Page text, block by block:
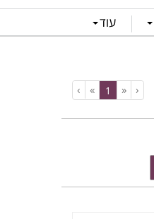
עוד
‹
«
1
»
›